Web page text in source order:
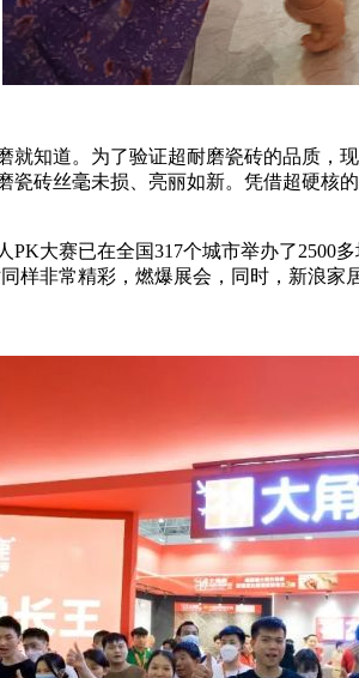
知道。为了验证超耐磨瓷砖的品质，现
瓷砖丝毫未损、亮丽如新。凭借超硬核
大赛已在全国317个城市举办了2500多
样非常精彩，燃爆展会，同时，新浪